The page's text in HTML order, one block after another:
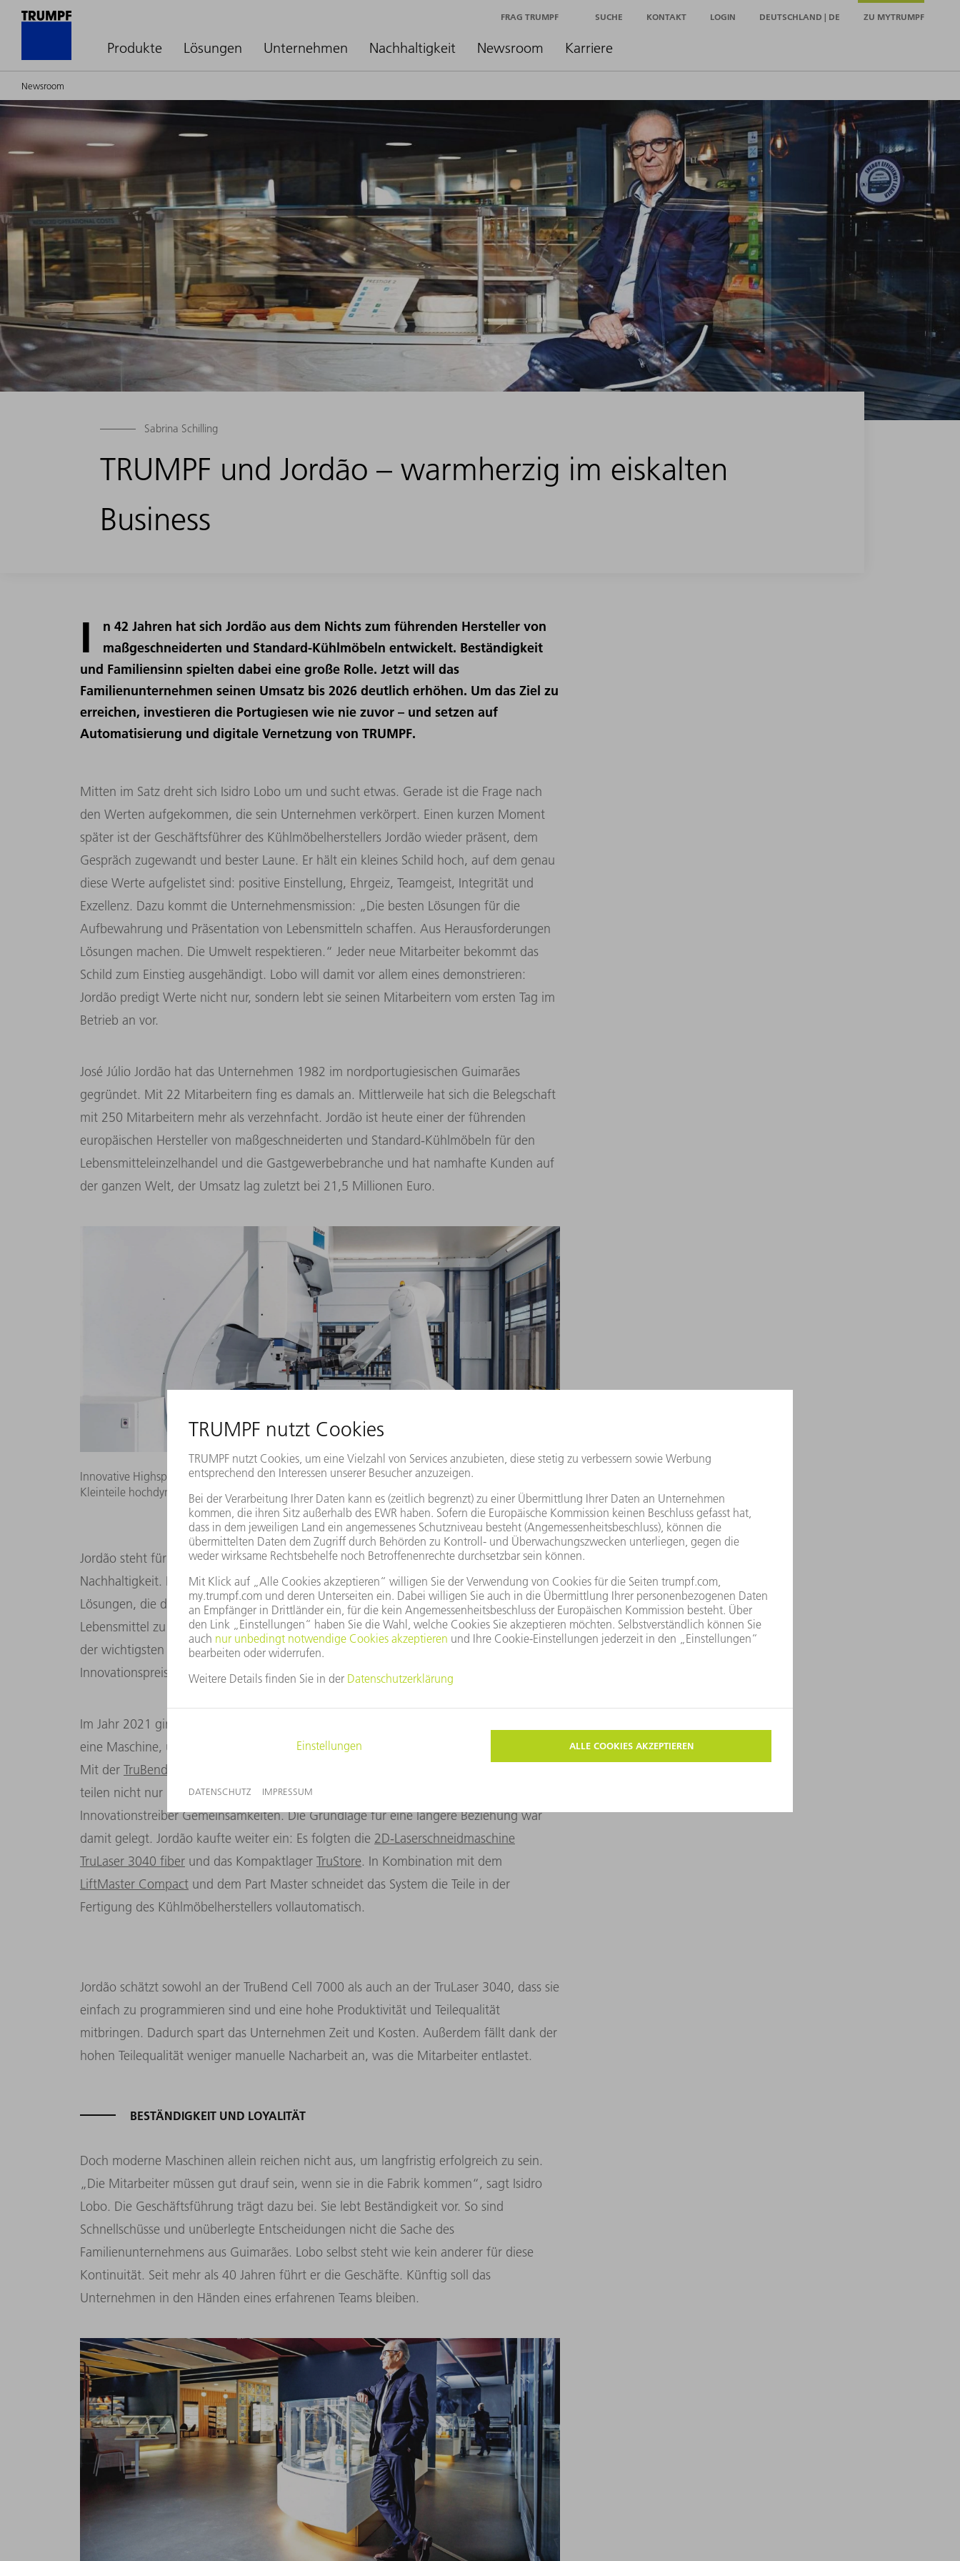
Produkte Lösungen Unternehmen Nachhaltigkeit Newsroom Karriere
FRAG TRUMPF SUCHE KONTAKT LOGIN DEUTSCHLAND | DE ZU MYTRUMPF
Newsroom
Sabrina Schilling
TRUMPF und Jordão – warmherzig im eiskalten
Business
I
n 42 Jahren hat sich Jordão aus dem Nichts zum führenden Hersteller von
maßgeschneiderten und Standard-Kühlmöbeln entwickelt. Beständigkeit
und Familiensinn spielten dabei eine große Rolle. Jetzt will das
Familienunternehmen seinen Umsatz bis 2026 deutlich erhöhen. Um das Ziel zu
erreichen, investieren die Portugiesen wie nie zuvor – und setzen auf
Automatisierung und digitale Vernetzung von TRUMPF.
Mitten im Satz dreht sich Isidro Lobo um und sucht etwas. Gerade ist die Frage nach
den Werten aufgekommen, die sein Unternehmen verkörpert. Einen kurzen Moment
später ist der Geschäftsführer des Kühlmöbelherstellers Jordão wieder präsent, dem
Gespräch zugewandt und bester Laune. Er hält ein kleines Schild hoch, auf dem genau
diese Werte aufgelistet sind: positive Einstellung, Ehrgeiz, Teamgeist, Integrität und
Exzellenz. Dazu kommt die Unternehmensmission: „Die besten Lösungen für die
Aufbewahrung und Präsentation von Lebensmitteln schaffen. Aus Herausforderungen
Lösungen machen. Die Umwelt respektieren.“ Jeder neue Mitarbeiter bekommt das
Schild zum Einstieg ausgehändigt. Lobo will damit vor allem eines demonstrieren:
Jordão predigt Werte nicht nur, sondern lebt sie seinen Mitarbeitern vom ersten Tag im
Betrieb an vor.
José Júlio Jordão hat das Unternehmen 1982 im nordportugiesischen Guimarães
gegründet. Mit 22 Mitarbeitern fing es damals an. Mittlerweile hat sich die Belegschaft
mit 250 Mitarbeitern mehr als verzehnfacht. Jordão ist heute einer der führenden
europäischen Hersteller von maßgeschneiderten und Standard-Kühlmöbeln für den
Lebensmitteleinzelhandel und die Gastgewerbebranche und hat namhafte Kunden auf
der ganzen Welt, der Umsatz lag zuletzt bei 21,5 Millionen Euro.
Innovative Highspeed-Biegezelle: Die TruBend Cell 7000 ist ein kompaktes System, mit dem sich
Kleinteile hochdynamisch und wirtschaftlich biegen lassen.
Jordão steht für Innovation und für die Verbindung von Technologie und
Nachhaltigkeit. Das Unternehmen bietet digitale, effiziente und umweltfreundliche
Lösungen, die den Kunden helfen, ihren Energieverbrauch zu senken und ihre
Lebensmittel zu präsentieren. Letzten Herbst gab es für eines seiner Produkte auf einer
der wichtigsten Messen für die Gastronomie- und Hotelbranche weltweit sogar einen
Innovationspreis.
Im Jahr 2021 ging das Unternehmen eine Partnerschaft mit TRUMPF ein. Jordão suchte
eine Maschine, um kleine Metallteile für Kühltheken schneller automatisch zu biegen.
Mit der TruBend Cell 7000
teilen nicht nur Geschäftsinteressen, sondern haben auch als Familienunternehmen und
Innovationstreiber Gemeinsamkeiten. Die Grundlage für eine längere Beziehung war
damit gelegt. Jordão kaufte weiter ein: Es folgten die 2D-Laserschneidmaschine
TruLaser 3040 fiber und das Kompaktlager TruStore. In Kombination mit dem
LiftMaster Compact und dem Part Master schneidet das System die Teile in der
Fertigung des Kühlmöbelherstellers vollautomatisch.
Jordão schätzt sowohl an der TruBend Cell 7000 als auch an der TruLaser 3040, dass sie
einfach zu programmieren sind und eine hohe Produktivität und Teilequalität
mitbringen. Dadurch spart das Unternehmen Zeit und Kosten. Außerdem fällt dank der
hohen Teilequalität weniger manuelle Nacharbeit an, was die Mitarbeiter entlastet.
BESTÄNDIGKEIT UND LOYALITÄT
Doch moderne Maschinen allein reichen nicht aus, um langfristig erfolgreich zu sein.
„Die Mitarbeiter müssen gut drauf sein, wenn sie in die Fabrik kommen“, sagt Isidro
Lobo. Die Geschäftsführung trägt dazu bei. Sie lebt Beständigkeit vor. So sind
Schnellschüsse und unüberlegte Entscheidungen nicht die Sache des
Familienunternehmens aus Guimarães. Lobo selbst steht wie kein anderer für diese
Kontinuität. Seit mehr als 40 Jahren führt er die Geschäfte. Künftig soll das
Unternehmen in den Händen eines erfahrenen Teams bleiben.